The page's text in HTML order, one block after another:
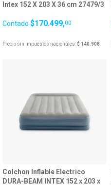
Intex 152 X 203 X 36 cm 27479/3
Contado $170.499,00
Precio sin impuestos nacionales: $ 140.908
Colchon Inflable Electrico
DURA-BEAM INTEX 152 x 203 x